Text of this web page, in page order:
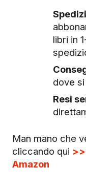
libri in
dove
Resi
Man mano che
cliccando qui
Amazon